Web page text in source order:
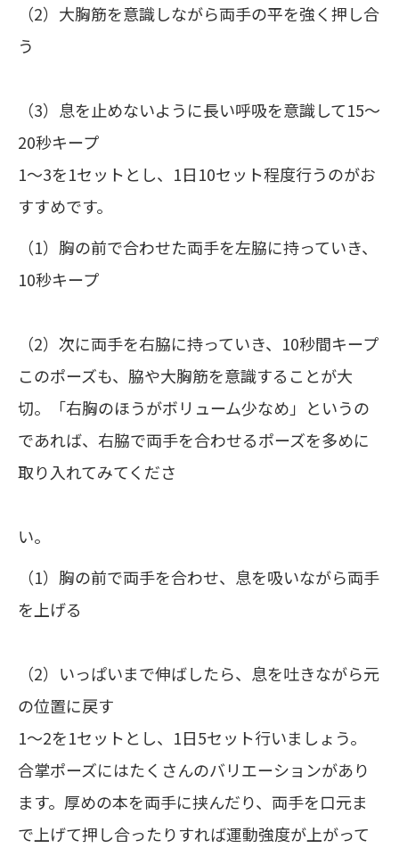
（2）大胸筋を意識しながら両手の平を強く押し合
う
（3）息を止めないように長い呼吸を意識して15～
20秒キープ
1～3を1セットとし、1日10セット程度行うのがお
すすめです。
（1）胸の前で合わせた両手を左脇に持っていき、
10秒キープ
（2）次に両手を右脇に持っていき、10秒間キープ
このポーズも、脇や大胸筋を意識することが大
切。「右胸のほうがボリューム少なめ」というの
であれば、右脇で両手を合わせるポーズを多めに
取り入れてみてくださ
い。
（1）胸の前で両手を合わせ、息を吸いながら両手
を上げる
（2）いっぱいまで伸ばしたら、息を吐きながら元
の位置に戻す
1～2を1セットとし、1日5セット行いましょう。
合掌ポーズにはたくさんのバリエーションがあり
ます。厚めの本を両手に挟んだり、両手を口元ま
で上げて押し合ったりすれば運動強度が上がって